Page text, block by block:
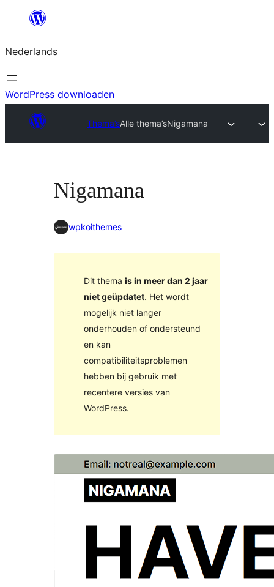
de
inhoud
Nederlands
WordPress downloaden
Thema’sAlle thema’sNigamana
Nigamana
wpkoithemes
Dit thema is in meer dan 2 jaar
niet geüpdatet. Het wordt
mogelijk niet langer
onderhouden of ondersteund
en kan
compatibiliteitsproblemen
hebben bij gebruik met
recentere versies van
WordPress.